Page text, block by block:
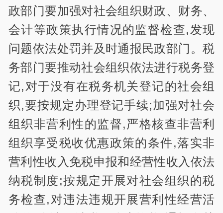
政部门要加强对社会组织财政、财务、
会计等政策执行情况的监督检查,发现
问题依法处罚并及时通报民政部门。税
务部门要推动社会组织依法进行税务登
记,对于没有在税务机关登记的社会组
织,要按规定办理登记手续;加强对社会
组织非营利性的监督,严格核查非营利
组织享受税收优惠政策的条件,落实非
营利性收入免税申报和经营性收入依法
纳税制度;按规定开展对社会组织的税
务检查,对违法违规开展营利性经营活